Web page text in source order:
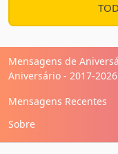
Mensagens de
Aniversário - 2017-2026
Mensagens Recentes
Sobre